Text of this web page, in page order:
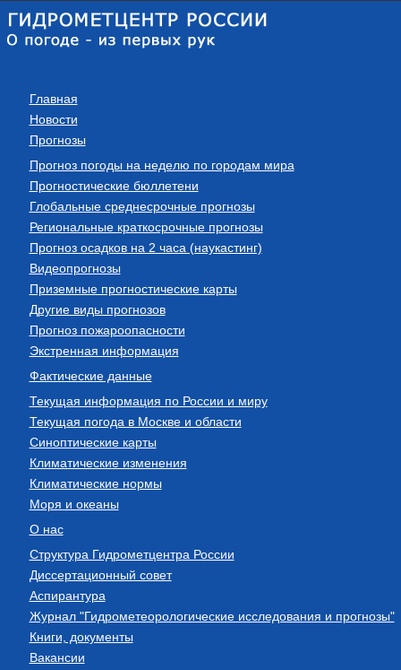
Главная
Новости
Прогнозы
Прогноз погоды на неделю по городам мира
Прогностические бюллетени
Глобальные среднесрочные прогнозы
Региональные краткосрочные прогнозы
Прогноз осадков на 2 часа (наукастинг)
Видеопрогнозы
Приземные прогностические карты
Другие виды прогнозов
Прогноз пожароопасности
Экстренная информация
Фактические данные
Текущая информация по России и миру
Текущая погода в Москве и области
Синоптические карты
Климатические изменения
Климатические нормы
Моря и океаны
О нас
Структура Гидрометцентра России
Диссертационный совет
Аспирантура
Журнал "Гидрометеорологические исследования и прогнозы"
Книги, документы
Вакансии